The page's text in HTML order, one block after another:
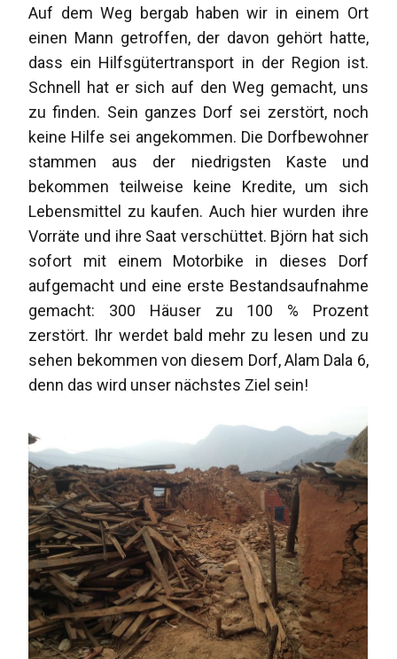
Auf dem Weg bergab haben wir in einem Ort
einen Mann getroffen, der davon gehört hatte,
dass ein Hilfsgütertransport in der Region ist.
Schnell hat er sich auf den Weg gemacht, uns
zu finden. Sein ganzes Dorf sei zerstört, noch
keine Hilfe sei angekommen. Die Dorfbewohner
stammen aus der niedrigsten Kaste und
bekommen teilweise keine Kredite, um sich
Lebensmittel zu kaufen. Auch hier wurden ihre
Vorräte und ihre Saat verschüttet. Björn hat sich
sofort mit einem Motorbike in dieses Dorf
aufgemacht und eine erste Bestandsaufnahme
gemacht: 300 Häuser zu 100 % Prozent
zerstört. Ihr werdet bald mehr zu lesen und zu
sehen bekommen von diesem Dorf, Alam Dala 6,
denn das wird unser nächstes Ziel sein!